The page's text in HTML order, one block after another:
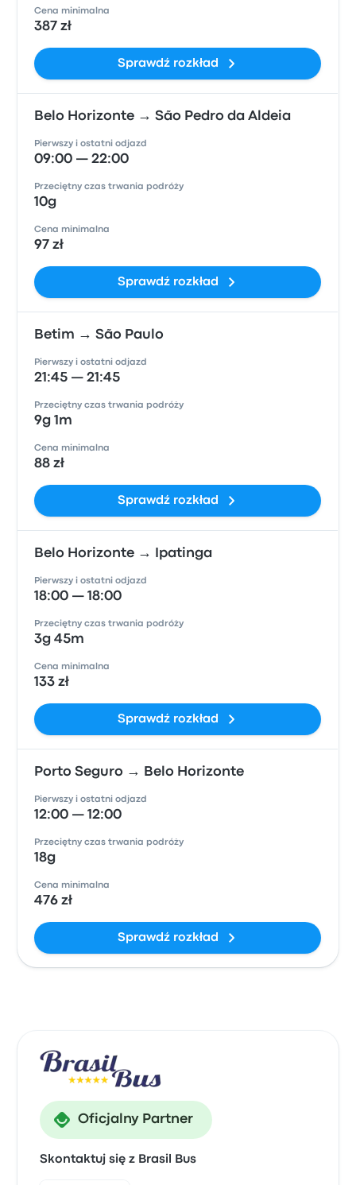
Cena minimalna
387 zł
Sprawdź rozkład
Belo Horizonte → São Pedro da Aldeia
Pierwszy i ostatni odjazd
09:00 — 22:00
Przeciętny czas trwania podróży
10g
Cena minimalna
97 zł
Sprawdź rozkład
Betim → São Paulo
Pierwszy i ostatni odjazd
21:45 — 21:45
Przeciętny czas trwania podróży
9g 1m
Cena minimalna
88 zł
Sprawdź rozkład
Belo Horizonte → Ipatinga
Pierwszy i ostatni odjazd
18:00 — 18:00
Przeciętny czas trwania podróży
3g 45m
Cena minimalna
133 zł
Sprawdź rozkład
Porto Seguro → Belo Horizonte
Pierwszy i ostatni odjazd
12:00 — 12:00
Przeciętny czas trwania podróży
18g
Cena minimalna
476 zł
Sprawdź rozkład
Oficjalny Partner
Skontaktuj się z Brasil Bus